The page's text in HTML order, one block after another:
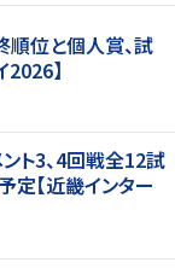
位と個人賞、試
】
ト3、4回戦全12試
定【近畿インター